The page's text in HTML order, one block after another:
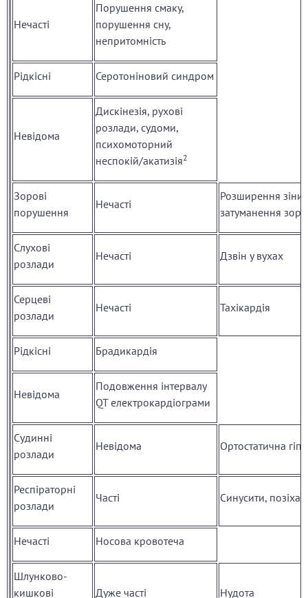
Нечасті
Порушення смаку,
порушення сну,
непритомність
Рідкісні Серотоніновий синдром
Невідома
Дискінезія, рухові
розлади, судоми,
психомоторний
неспокій/акатизія2
Зорові
порушення
Нечасті
Розширення
затуманення зору
Слухові
розлади
Нечасті Дзвін у вухах
Серцеві
розлади
Нечасті Тахікардія
Рідкісні Брадикардія
Невідома
Подовження інтервалу
QT електрокардіограми
Судинні
розлади
Невідома Ортостатична
Респіраторні
розлади
Часті Синусити,
Нечасті Носова кровотеча
Шлунково-
кишкові
Дуже часті Нудота